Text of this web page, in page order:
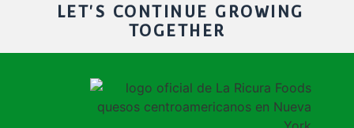
LET'S CONTINUE GROWING
TOGETHER